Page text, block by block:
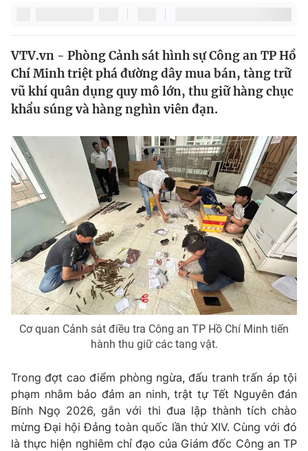
Thế giới
Tin tức
Thế giới đó đây
Câu chuyện quốc tế
Tài chính
Thị trường
Góc doanh nghiệp
Dữ liệu và đời sống
Truyền hình
Hậu trường
Nhân vật
Khán giả
Giải sao mai
Giải trí
Điện ảnh
Âm nhạc
Sao
Đời sống
Du lịch
Làm đẹp
Giáo dục
Học trực tuyến
Hitech Công nghệ tương lai
Sản phẩm
Thị trường
Giao lưu trực tuyến
Lịch phát sóng
VTV.vn - Phòng Cảnh sát hình sự Công an TP Hồ
Chí Minh triệt phá đường dây mua bán, tàng trữ
vũ khí quân dụng quy mô lớn, thu giữ hàng chục
khẩu súng và hàng nghìn viên đạn.
Cơ quan Cảnh sát điều tra Công an TP Hồ Chí Minh tiến
hành thu giữ các tang vật.
Trong đợt cao điểm phòng ngừa, đấu tranh trấn áp tội
phạm nhằm bảo đảm an ninh, trật tự Tết Nguyên đán
Bính Ngọ 2026, gắn với thi đua lập thành tích chào
mừng Đại hội Đảng toàn quốc lần thứ XIV. Cùng với đó
là thực hiện nghiêm chỉ đạo của Giám đốc Công an TP